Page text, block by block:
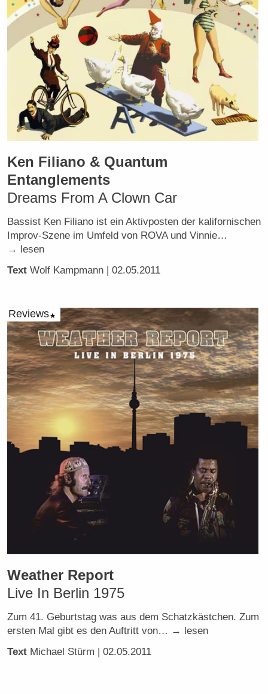
Ken Filiano & Quantum
Entanglements
Dreams From A Clown Car
Bassist Ken Filiano ist ein Aktivposten der kalifornischen
Improv-Szene im Umfeld von ROVA und Vinnie…
→ lesen
Text Wolf Kampmann | 02.05.2011
Reviews
Weather Report
Live In Berlin 1975
Zum 41. Geburtstag was aus dem Schatzkästchen. Zum
ersten Mal gibt es den Auftritt von… → lesen
Text Michael Stürm | 02.05.2011